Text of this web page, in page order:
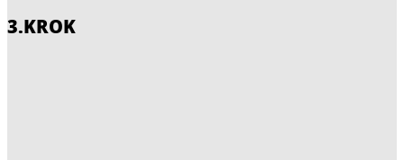
3.KROK